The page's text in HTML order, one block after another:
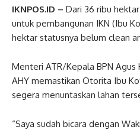
IKNPOS.ID – Dari 36 ribu
untuk pembangunan IKN (Ibu
hektar statusnya belum clean
Menteri ATR/Kepala BPN Agus
AHY memastikan Otorita Ibu
segera menuntaskan lahan
“Saya sudah bicara dengan